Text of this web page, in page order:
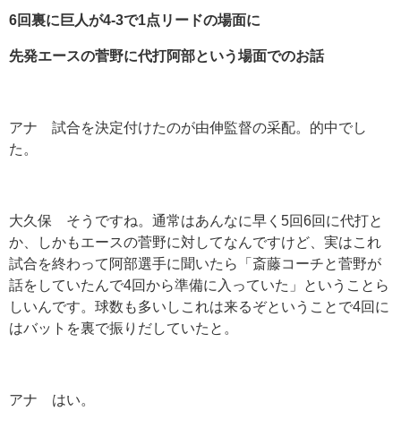
6回裏に巨人が4-3で1 点リードの場面に
先発エースの菅野に代打阿部という場面でのお話
アナ 試合を決定付けたのが由伸監督の采配。的中でし
た。
大久保 そうですね。通常はあんなに早く5回6回に代打と
か、しかもエースの菅野に対してなんですけど、実はこれ
試合を終わって阿部選手に聞いたら「斎藤コーチと菅野が
話をしていたんで4回から準備に入っていた」ということら
しいんです。球数も多いしこれは来るぞということで4回に
はバットを裏で振りだしていたと。
アナ はい。